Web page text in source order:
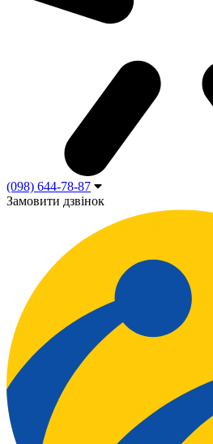
(098) 644-78-87
Замовити дзвінок